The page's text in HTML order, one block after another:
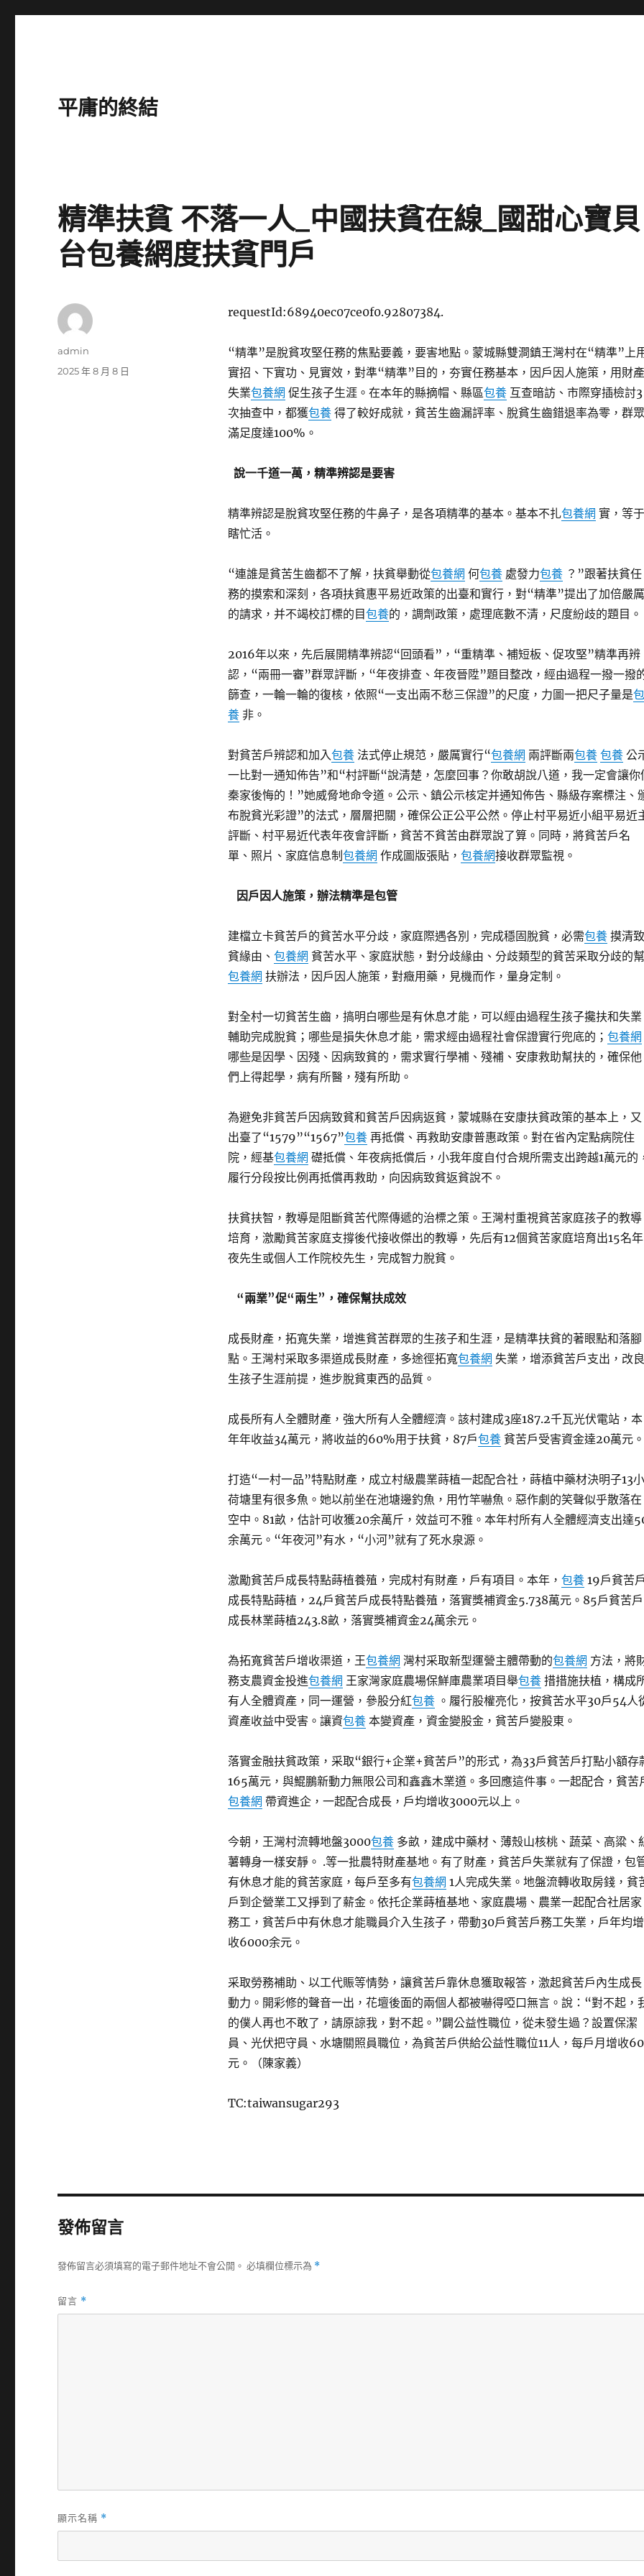
平庸的終結
精準扶貧 不落一人_中國扶貧在線_國甜心寶貝
台包養網度扶貧門戶
requestId:68940ec07ce0f0.92807384.
“精準”是脫貧攻堅任務的焦點要義，要害地點。蒙城縣雙澗鎮王灣村在“精準”上
實招、下實功、見實效，對準“精準”目的，夯實任務基本，因戶因人施策，用財產
失業包養網 促生孩子生涯。在本年的縣摘帽、縣區包養互查暗訪、市際穿插檢討3
次抽查中，都獲包養得了較好成就，貧苦生齒漏評率、脫貧生齒錯退率為零，群眾
滿足度達100%。
說一千道一萬，精準辨認是要害
精準辨認是脫貧攻堅任務的牛鼻子，是各項精準的基本。基本不扎包養網 實，等于
瞎忙活。
“連誰是貧苦生齒都不了解，扶貧舉動從包養網 何包養處發力包養？”跟著扶貧任
務的摸索和深刻，各項扶貧惠平易近政策的出臺和實行，對“精準”提出了加倍嚴厲
的請求，并不竭校訂標的目包養的，調劑政策，處理底數不清，尺度紛歧的題目。
2016年以來，先后展開精準辨認“回頭看”，“重精準、補短板、促攻堅”精準再辨
認，“兩冊一審”群眾評斷，“年夜排查、年夜晉陞”題目整改，經由過程一撥一撥
篩查，一輪一輪的復核，依照“一支出兩不愁三保證”的尺度，力圖一把尺子量是包
養非。
對貧苦戶辨認和加入包養法式停止規范，嚴厲實行“包養網 兩評斷兩包養 包養公
一比對一通知佈告”和“村評斷“說清楚，怎麼回事？你敢胡說八道，我一定會讓你
秦家後悔的！”她威脅地命令道。公示、鎮公示核定并通知佈告、縣級存案標注、
布脫貧光彩證”的法式，層層把關，確保公正公平公然。停止村平易近小組平易近
評斷、村平易近代表年夜會評斷，貧苦不貧苦由群眾說了算。同時，將貧苦戶名
單、照片、家庭信息制 包養網 作成圖版張貼， 包養網接收群眾監視。
因戶因人施策，辦法精準是包管
建檔立卡貧苦戶的貧苦水平分歧，家庭際遇各別，完成穩固脫貧，必需包養摸清致
貧緣由、 包養網 貧苦水平、家庭狀態，對分歧緣由、分歧類型的貧苦采取分歧的幫
包養網 扶辦法，因戶因人施策，對癥用藥，見機而作，量身定制。
對全村一切貧苦生齒，搞明白哪些是有休息才能，可以經由過程生孩子攙扶和失業
輔助完成脫貧；哪些是損失休息才能，需求經由過程社會保證實行兜底的； 包養網
哪些是因學、因殘、因病致貧的，需求實行學補、殘補、安康救助幫扶的，確保他
們上得起學，病有所醫，殘有所助。
為避免非貧苦戶因病致貧和貧苦戶因病返貧，蒙城縣在安康扶貧政策的基本上，又
出臺了“1579”“1567”包養再抵償、再救助安康普惠政策。對在省內定點病院住
院，經基包養網 礎抵償、年夜病抵償后，小我年度自付合規所需支出跨越1萬元的
履行分段按比例再抵償再救助，向因病致貧返貧說不。
扶貧扶智，教導是阻斷貧苦代際傳遞的治標之策。王灣村重視貧苦家庭孩子的教導
培育，激勵貧苦家庭支撐後代接收傑出的教導，先后有12個貧苦家庭培育出15名年
夜先生或個人工作院校先生，完成智力脫貧。
“兩業”促“兩生”，確保幫扶成效
成長財產，拓寬失業，增進貧苦群眾的生孩子和生涯，是精準扶貧的著眼點和落腳
點。王灣村采取多渠道成長財產，多途徑拓寬包養網 失業，增添貧苦戶支出，改良
生孩子生涯前提，進步脫貧東西的品質。
成長所有人全體財產，強大所有人全體經濟。該村建成3座187.2千瓦光伏電站，本
年年收益34萬元，將收益的60%用于扶貧，87戶包養貧苦戶受害資金達20萬元。
打造“一村一品”特點財產，成立村級農業蒔植一起配合社，蒔植中藥材決明子13小
荷塘里有很多魚。她以前坐在池塘邊釣魚，用竹竿嚇魚。惡作劇的笑聲似乎散落在
空中。81畝，估計可收獲20余萬斤，效益可不雅。本年村所有人全體經濟支出達
余萬元。“年夜河”有水，“小河”就有了死水泉源。
激勵貧苦戶成長特點蒔植養殖，完成村有財產，戶有項目。本年， 包養19戶貧苦
成長特點蒔植，24戶貧苦戶成長特點養殖，落實獎補資金5.738萬元。85戶貧苦戶
成長林業蒔植243.8畝，落實獎補資金24萬余元。
為拓寬貧苦戶增收渠道，王包養網 灣村采取新型運營主體帶動的包養網 方法，將
務支農資金投進包養網 王家灣家庭農場保鮮庫農業項目舉包養措措施扶植，構成
有人全體資產，同一運營，參股分紅包養。履行股權亮化，按貧苦水平30戶54人
資產收益中受害。讓資包養本變資產，資金變股金，貧苦戶變股東。
落實金融扶貧政策，采取“銀行+企業+貧苦戶”的形式，為33戶貧苦戶打點小額存
165萬元，與鯤鵬新動力無限公司和鑫鑫木業道。多回應這件事。一起配合，貧苦
包養網 帶資進企，一起配合成長，戶均增收3000元以上。
今朝，王灣村流轉地盤3000包養多畝，建成中藥材、薄殼山核桃、蔬菜、高粱、
薯轉身一樣安靜。 .等一批農特財產基地。有了財產，貧苦戶失業就有了保證，包
有休息才能的貧苦家庭，每戶至多有包養網 1人完成失業。地盤流轉收取房錢，貧
戶到企營業工又掙到了薪金。依托企業蒔植基地、家庭農場、農業一起配合社居家
務工，貧苦戶中有休息才能職員介入生孩子，帶動30戶貧苦戶務工失業，戶年均增
收6000余元。
采取勞務補助、以工代賑等情勢，讓貧苦戶靠休息獲取報答，激起貧苦戶內生成長
動力。開彩修的聲音一出，花壇後面的兩個人都被嚇得啞口無言。說：“對不起，
的僕人再也不敢了，請原諒我，對不起。”闢公益性職位，從未發生過？設置保潔
員、光伏把守員、水塘關照員職位，為貧苦戶供給公益性職位11人，每戶月增收
元。（陳家義）
TC:taiwansugar293
作
admin
發
2025 年 8 月 8 日
發佈留言
發佈留言必須填寫的電子郵件地址不會公開。 必填欄位標示為 *
留言 *
顯示名稱 *